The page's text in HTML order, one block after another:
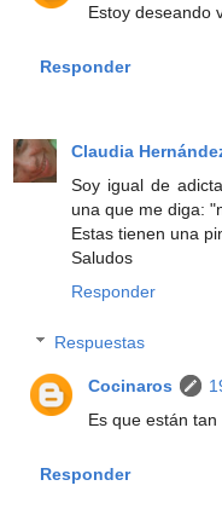
Estoy deseando
Responder
Claudia
Soy igual de
una que me diga:
Estas tienen una
Saludos
Responder
Respuestas
Cocinaros
Es que están
Responder